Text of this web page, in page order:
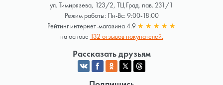
ул. Тимирязева, 123/2, ТЦ Град, пав. 231/1
Режим работы: Пн-Вс: 9:00-18:00
Рейтинг интернет-магазина 4.9 ★ ★ ★ ★ ★
на основе 132 отзывов покупателей.
Рассказать друзьям